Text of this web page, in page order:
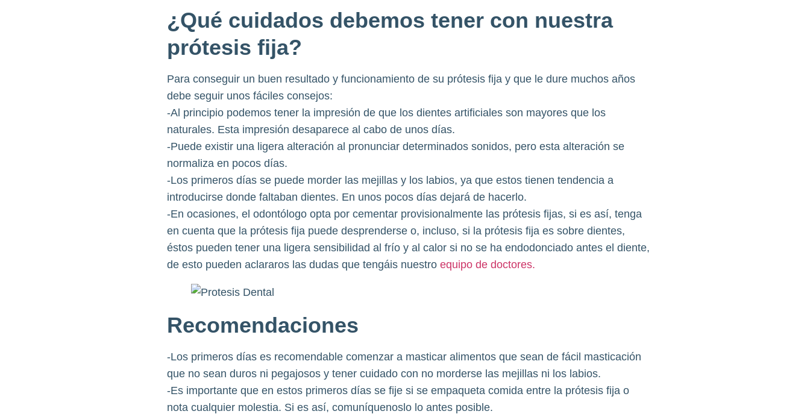
¿Qué cuidados debemos tener con nuestra
prótesis fija?
Para conseguir un buen resultado y funcionamiento de su prótesis fija y que le dure muchos años
debe seguir unos fáciles consejos:
-Al principio podemos tener la impresión de que los dientes artificiales son mayores que los
naturales. Esta impresión desaparece al cabo de unos días.
-Puede existir una ligera alteración al pronunciar determinados sonidos, pero esta alteración se
normaliza en pocos días.
-Los primeros días se puede morder las mejillas y los labios, ya que estos tienen tendencia a
introducirse donde faltaban dientes. En unos pocos días dejará de hacerlo.
-En ocasiones, el odontólogo opta por cementar provisionalmente las prótesis fijas, si es así, tenga
en cuenta que la prótesis fija puede desprenderse o, incluso, si la prótesis fija es sobre dientes,
éstos pueden tener una ligera sensibilidad al frío y al calor si no se ha endodonciado antes el diente,
de esto pueden aclararos las dudas que tengáis nuestro equipo de doctores.
Recomendaciones
-Los primeros días es recomendable comenzar a masticar alimentos que sean de fácil masticación
que no sean duros ni pegajosos y tener cuidado con no morderse las mejillas ni los labios.
-Es importante que en estos primeros días se fije si se empaqueta comida entre la prótesis fija o
nota cualquier molestia. Si es así, comuníquenoslo lo antes posible.